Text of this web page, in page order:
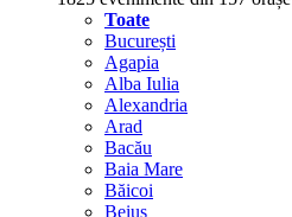
Toate
București
Agapia
Alba Iulia
Alexandria
Arad
Bacău
Baia Mare
Băicoi
Beiuș